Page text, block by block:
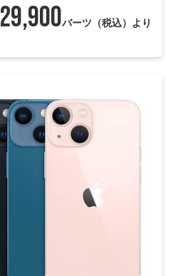
29,900バーツ（税込）より